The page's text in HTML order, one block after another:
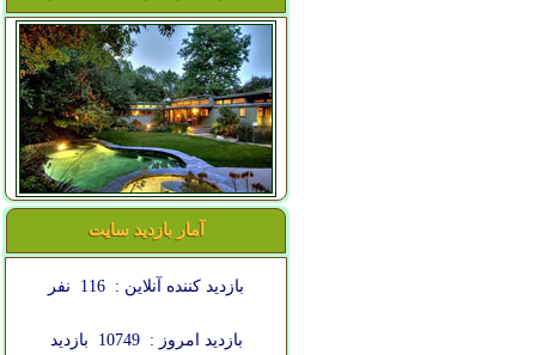
آمار بازدید سایت
بازدید کننده آنلاین : 116 نفر
بازدید امروز : 10749 بازدید